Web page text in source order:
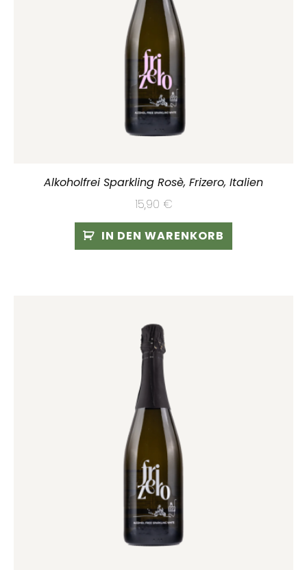
Alkoholfrei Sparkling Rosè, Frizero, Italien
15,90 €
IN DEN WARENKORB